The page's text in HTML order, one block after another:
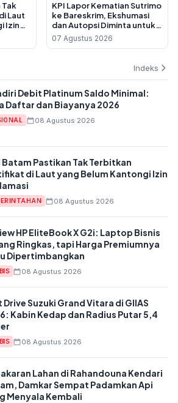
Tak
Laut
Izin
KPI Lapor Kematian Sutrimo
ke Bareskrim, Ekshumasi
dan Autopsi Diminta untuk
Usut Dugaan Pembunuhan
07 Agustus 2026
Indeks
Debit Platinum Saldo Minimal:
Daftar dan Biayanya 2026
08 Agustus 2026
Batam Pastikan Tak Terbitkan
di Laut yang Belum Kantongi Izin
08 Agustus 2026
HP EliteBook X G2i: Laptop Bisnis
Ringkas, tapi Harga Premiumnya
Dipertimbangkan
08 Agustus 2026
Drive Suzuki Grand Vitara di GIIAS
Kabin Kedap dan Radius Putar 5,4
08 Agustus 2026
Lahan di Rahandouna Kendari
Damkar Sempat Padamkan Api
Menyala Kembali